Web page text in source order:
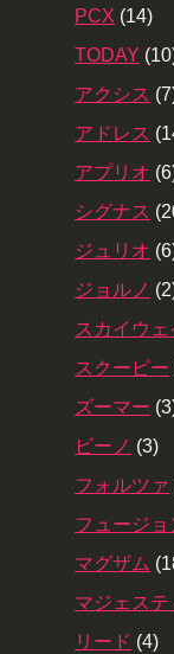
PCX (14)
TODAY
アクシス
アドレス
アプリオ
シグナス
ジュリオ
ジョルノ
スカイウェ
スクーピー
ズーマー
ビーノ (3)
フォルツァ
フュージョ
マグザム
マジェステ
リード (4)